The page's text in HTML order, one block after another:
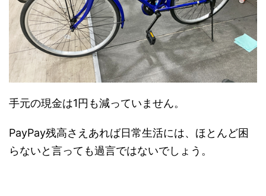
手元の現金は1円も減っていません。
PayPay残高さえあれば日常生活には、ほとんど困
らないと言っても過言ではないでしょう。